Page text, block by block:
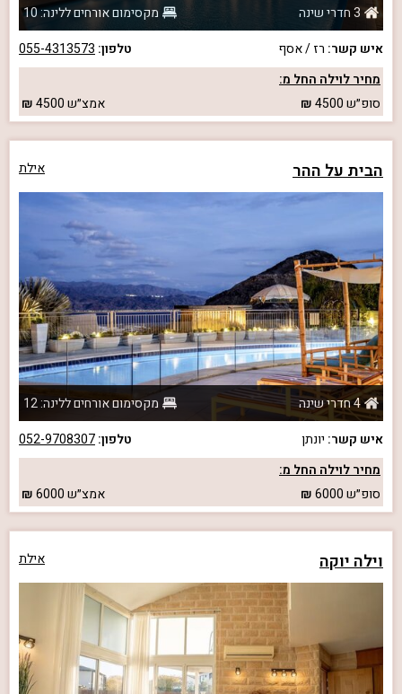
3 חדרי שינה
מקסימום אורחים ללינה: 10
איש קשר: רז / אסף טלפון: 055-4313573
מחיר לוילה החל מ:
סופ״ש4500 אמצ״ש4500
הבית על ההר אילת
4 חדרי שינה
מקסימום אורחים ללינה: 12
איש קשר: יונתן טלפון:052-9708307
מחיר לוילה החל מ:
סופ״ש6000 אמצ״ש6000
וילה יוקה אילת